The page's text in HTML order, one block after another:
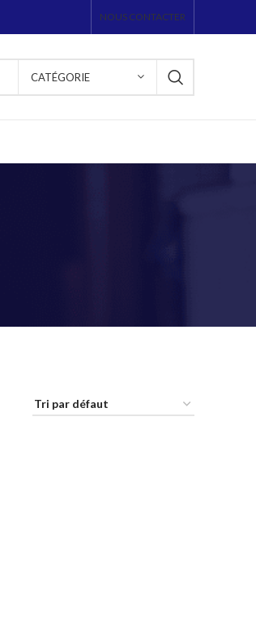
NOUS CONTACTER
CATÉGORIE